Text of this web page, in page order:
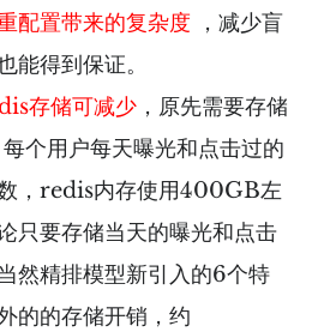
配置带来的复杂度 ，减少盲
能得到保证。
存储可减少 ，原先需要存储
个用户每天曝光和点击过的
，redis内存使用400GB左
只要存储当天的曝光和点击
然精排模型新引入的6个特
的的存储开销，约